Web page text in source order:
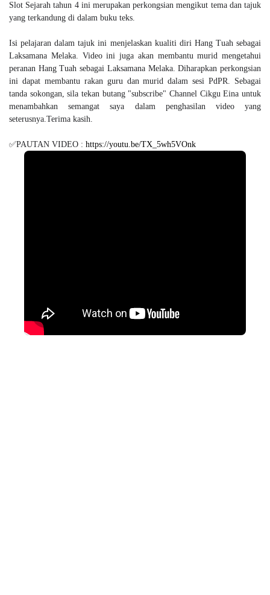
Slot Sejarah tahun 4 ini merupakan perkongsian mengikut tema dan tajuk
yang terkandung di dalam buku teks.
Isi pelajaran dalam tajuk ini menjelaskan kualiti diri Hang Tuah sebagai
Laksamana Melaka. Video ini juga akan membantu murid mengetahui
peranan Hang Tuah sebagai Laksamana Melaka. Diharapkan perkongsian
ini dapat membantu rakan guru dan murid dalam sesi PdPR. Sebagai
tanda sokongan, sila tekan butang "subscribe" Channel Cikgu Eina untuk
menambahkan semangat saya dalam penghasilan video yang
seterusnya.Terima kasih.
✅PAUTAN VIDEO : https://youtu.be/TX_5wh5VOnk